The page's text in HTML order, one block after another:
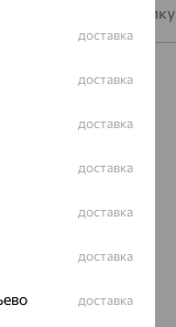
Подписаться на рассылку
г. Липецк
доставка
доставка
доставка
доставка
доставка
доставка
доставка